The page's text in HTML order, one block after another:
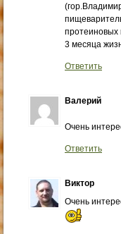
протеиновых
3 месяца
Ответить
Валерий
Очень
Ответить
Виктор
Очень